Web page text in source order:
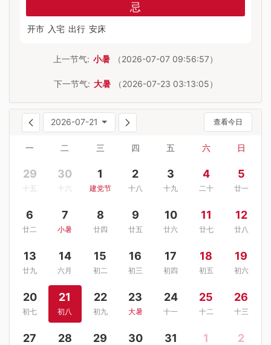
忌
开市 入宅 出行 安床
上一节气: 小暑 （2026-07-07 09:56:57）
下一节气: 大暑 （2026-07-23 03:13:05）
2026-07-21 查看今日
一 二 三 四 五 六 日
29
十五
30
十六
1
建党节
2
十八
3
十九
4
二十
5
廿一
6
廿二
7
小暑
8
廿四
9
廿五
10
廿六
11
廿七
12
廿八
13
廿九
14
六月
15
初二
16
初三
17
初四
18
初五
19
初六
20
初七
21
初八
22
初九
23
大暑
24
十一
25
十二
26
十三
27 28 29 30 31 1 2